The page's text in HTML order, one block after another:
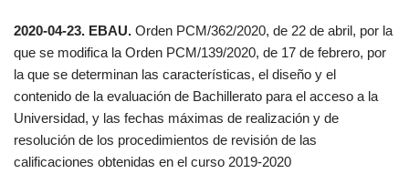
2020-04-23. EBAU. Orden PCM/362/2020, de 22 de abril, por la
que se modifica la Orden PCM/139/2020, de 17 de febrero, por
la que se determinan las características, el diseño y el
contenido de la evaluación de Bachillerato para el acceso a la
Universidad, y las fechas máximas de realización y de
resolución de los procedimientos de revisión de las
calificaciones obtenidas en el curso 2019-2020